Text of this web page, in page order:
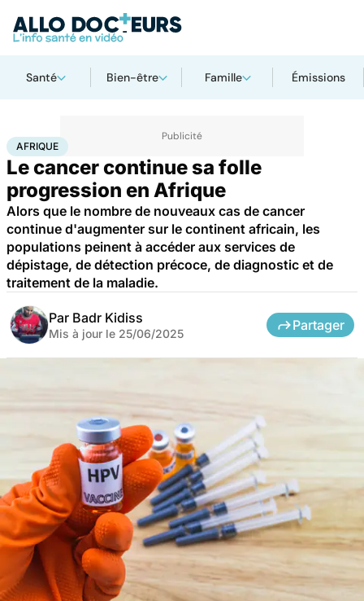
Santé Bien-être Famille Émissions
AccueilSanté Afrique
AFRIQUE
Le cancer continue sa folle
progression en Afrique
Alors que le nombre de nouveaux cas de cancer
continue d'augmenter sur le continent africain, les
populations peinent à accéder aux services de
dépistage, de détection précoce, de diagnostic et de
traitement de la maladie.
Par Badr Kidiss
Mis à jour le 25/06/2025
Partager